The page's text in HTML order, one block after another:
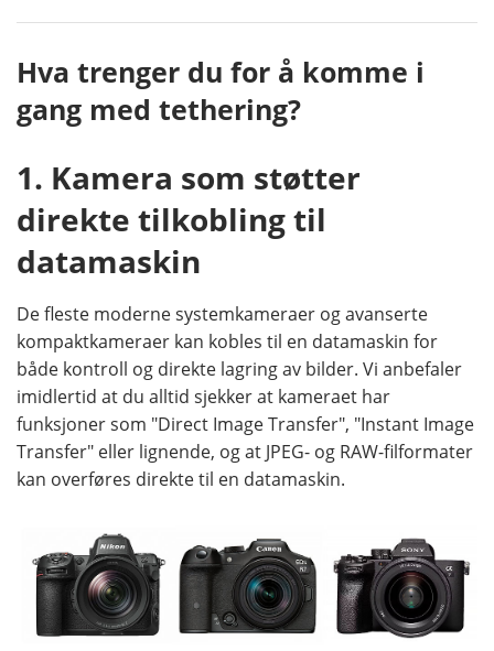
Hva trenger du for å komme i
gang med tethering?
1. Kamera som støtter
direkte tilkobling til
datamaskin
De fleste moderne systemkameraer og avanserte
kompaktkameraer kan kobles til en datamaskin for
både kontroll og direkte lagring av bilder. Vi anbefaler
imidlertid at du alltid sjekker at kameraet har
funksjoner som "Direct Image Transfer", "Instant Image
Transfer" eller lignende, og at JPEG- og RAW-filformater
kan overføres direkte til en datamaskin.